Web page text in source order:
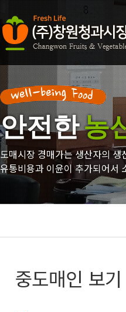
안전한농
도매시장 경매가는 생산자의
유통비용과 이윤이 추가되어서
중도매인 보기